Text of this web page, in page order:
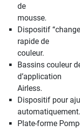
de
mousse.
Dispositif
rapide de
couleur.
Bassins couleur
d’application
Airless.
Dispositif pour
automatiquement.
Plate-forme